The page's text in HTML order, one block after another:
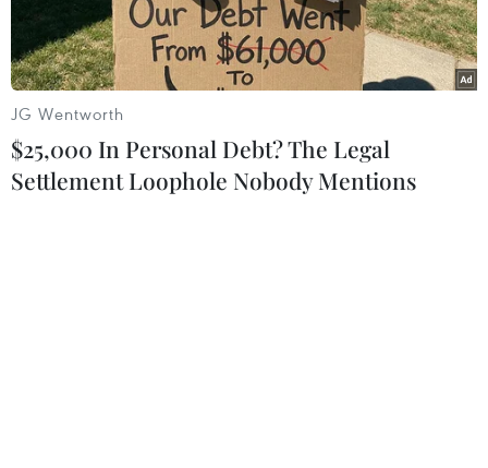
JG Wentworth
$25,000 In Personal Debt? The Legal
Settlement Loophole Nobody Mentions